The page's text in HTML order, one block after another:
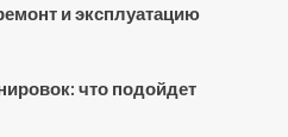
и эксплуатацию
что подойдет